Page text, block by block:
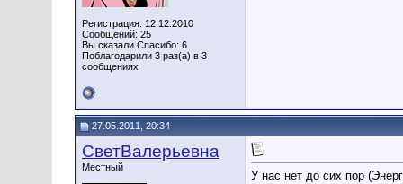
Регистрация: 12.12.2010
Сообщений: 25
Вы сказали Спасибо: 6
Поблагодарили 3 раз(а) в 3
сообщениях
27.05.2011, 20:34
СветВалерьевна
Местный
У нас нет до сих пор